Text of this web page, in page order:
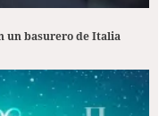
un basurero de Italia